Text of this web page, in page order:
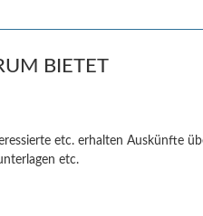
BIETET
etc. erhalten Auskünfte
etc.